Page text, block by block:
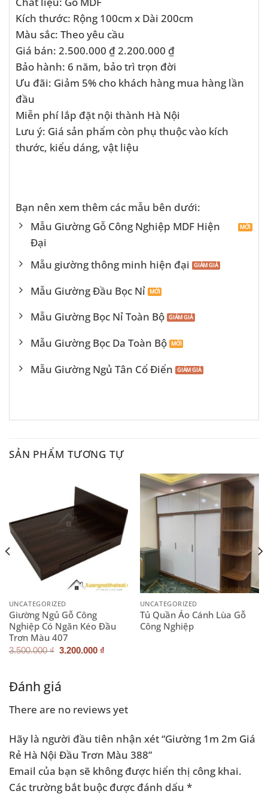
Kích thước: Rộng 100cm x Dài 200cm
Màu sắc: Theo yêu cầu
Giá bán: 2.500.000 ₫ 2.200.000 ₫
Bảo hành: 6 năm, bảo trì trọn đời
Ưu đãi: Giảm 5% cho khách hàng mua hàng lần
đầu
Miễn phí lắp đặt nội thành Hà Nội
Lưu ý: Giá sản phẩm còn phụ thuộc vào kích
thước, kiểu dáng, vật liệu
Bạn nên xem thêm các mẫu bên dưới:
Mẫu Giường Gỗ Công Nghiệp MDF Hiện
Đại
Mẫu giường thông minh hiện đại
Mẫu Giường Đầu Bọc Nỉ
Mẫu Giường Bọc Nỉ Toàn Bộ
Mẫu Giường Bọc Da Toàn Bộ
Mẫu Giường Ngủ Tân Cổ Điển
SẢN PHẨM TƯƠNG TỰ
UNCATEGORIZED
Giường Ngủ Gỗ Công
Nghiệp Có Ngăn Kéo Đầu
Trơn Màu 407
3.500.000₫ Giá
3.200.000 ₫
UNCATEGORIZED
Tủ Quần Áo Cánh Lùa Gỗ
Công Nghiệp
Đánh giá
There are no reviews yet
Hãy là người đầu tiên nhận xét “Giường 1m 2m Giá
Rẻ Hà Nội Đầu Trơn Màu 388”
Email của bạn sẽ không được hiển thị công khai.
Các trường bắt buộc được đánh dấu *